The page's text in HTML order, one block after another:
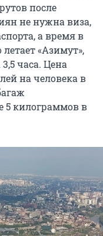
после
не нужна виза,
а время в
«Азимут»,
3,5часа. Цена
на человека в
5килограммов в